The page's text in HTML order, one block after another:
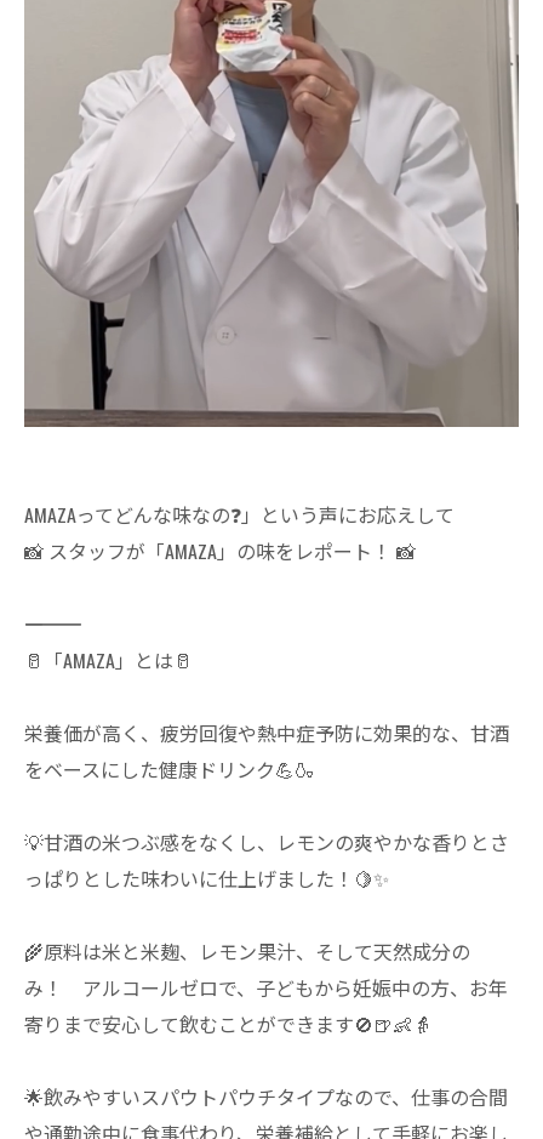
AMAZAってどんな味なの❓」という声にお応えして
📸 スタッフが「AMAZA」の味をレポート！ 📸
―――――――――――――
🥛「AMAZA」とは🥛
栄養価が高く、疲労回復や熱中症予防に効果的な、甘酒
をベースにした健康ドリンク💪🍶
💡甘酒の米つぶ感をなくし、レモンの爽やかな香りとさ
っぱりとした味わいに仕上げました！🍋✨
🌾原料は米と米麹、レモン果汁、そして天然成分の
み！ アルコールゼロで、子どもから妊娠中の方、お年
寄りまで安心して飲むことができます🚫🍺👶👵
🌟飲みやすいスパウトパウチタイプなので、仕事の合間